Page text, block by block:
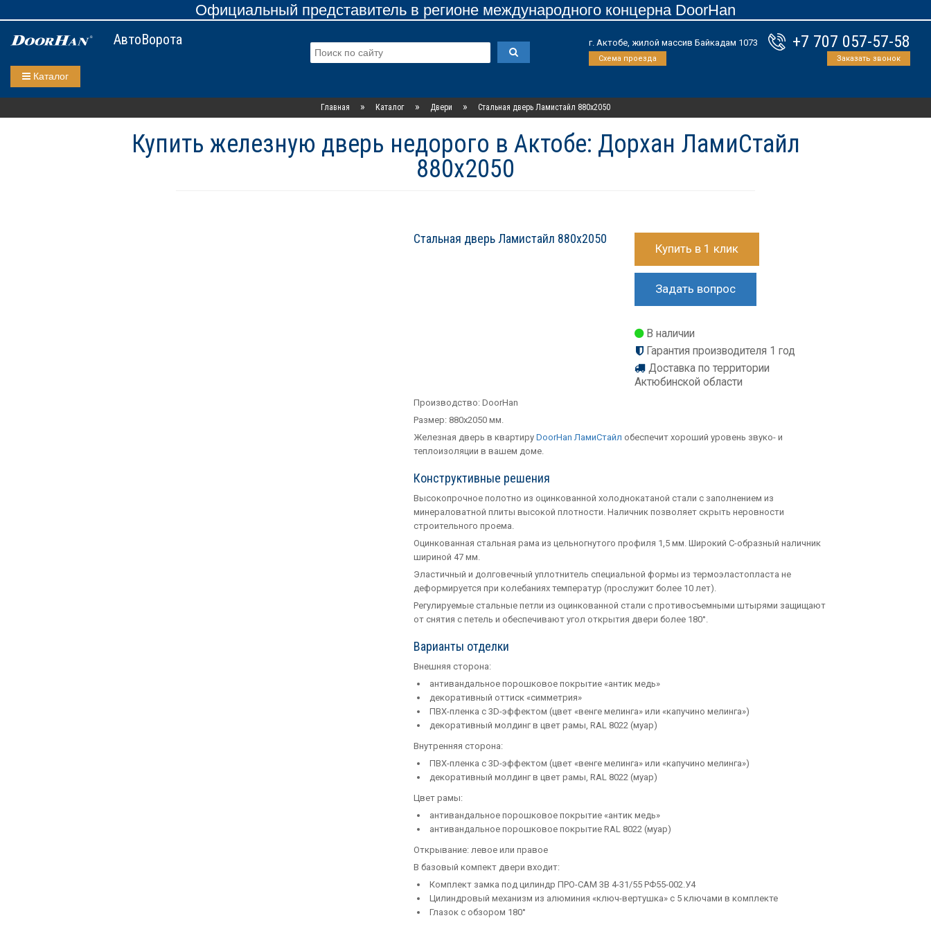
Официальный представитель в регионе международного концерна DoorHan
АвтоВорота +7 707 057-57-58
Заказать звонок
г. Актобе, жилой массив Байкадам 1073
Схема проезда
Каталог
Главная » Каталог » Двери » Стальная дверь Ламистайл 880х2050
Купить железную дверь недорого в Актобе: Дорхан ЛамиСтайл
880х2050
Стальная дверь Ламистайл 880х2050
Купить в 1 клик
Задать вопрос
В наличии
Гарантия производителя 1 год
Доставка по территории
Актюбинской области
Производство:DoorHan
Размер: 880х2050 мм.
Железная дверь в квартируDoorHan ЛамиСтайл обеспечит хороший уровень звуко- и
теплоизоляции в вашем доме.
Конструктивные решения
Высокопрочное полотно из оцинкованной холоднокатаной стали с заполнением из
минераловатной плиты высокой плотности. Наличник позволяет скрыть неровности
строительного проема.
Оцинкованная стальная рама из цельногнутого профиля 1,5 мм. Широкий С-образный наличник
шириной 47 мм.
Эластичный и долговечный уплотнитель специальной формы из термоэластопласта не
деформируется при колебаниях температур (прослужит более 10 лет).
Регулируемые стальные петли из оцинкованной стали с противосъемными штырями защищают
от снятия с петель и обеспечивают угол открытия двери более 180°.
Варианты отделки
Внешняя сторона:
антивандальное порошковое покрытие «антик медь»
декоративный оттиск «симметрия»
ПВХ-пленка с 3D-эффектом (цвет «венге мелинга» или «капучино мелинга»)
декоративный молдинг в цвет рамы, RAL 8022 (муар)
Внутренняя сторона:
ПВХ-пленка с 3D-эффектом (цвет «венге мелинга» или «капучино мелинга»)
декоративный молдинг в цвет рамы, RAL 8022 (муар)
Цвет рамы:
антивандальное порошковое покрытие «антик медь»
антивандальное порошковое покрытие RAL 8022 (муар)
Открывание: левое или правое
В базовый компект двери входит:
Комплект замка под цилиндр ПРО-САМ 3В 4-31/55 РФ55-002.У4
Цилиндровый механизм из алюминия «ключ-вертушка» с 5 ключами в комплекте
Глазок с обзором 180°